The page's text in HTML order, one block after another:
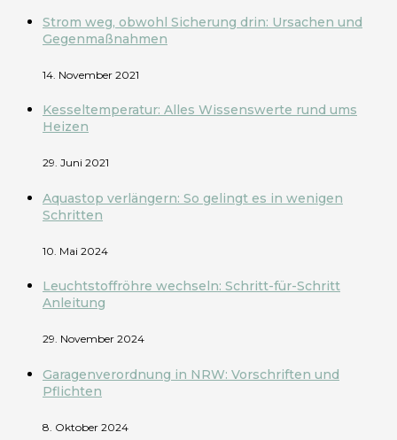
Strom weg, obwohl Sicherung drin: Ursachen und
Gegenmaßnahmen
14. November 2021
Kesseltemperatur: Alles Wissenswerte rund ums
Heizen
29. Juni 2021
Aquastop verlängern: So gelingt es in wenigen
Schritten
10. Mai 2024
Leuchtstoffröhre wechseln: Schritt-für-Schritt
Anleitung
29. November 2024
Garagenverordnung in NRW: Vorschriften und
Pflichten
8. Oktober 2024